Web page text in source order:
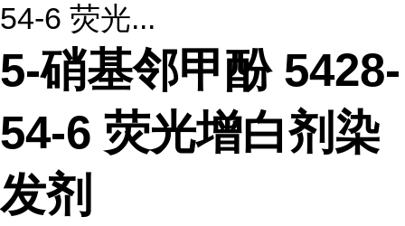
54-6 荧光...
5-硝基邻甲酚 5428-
54-6 荧光增白剂染
发剂